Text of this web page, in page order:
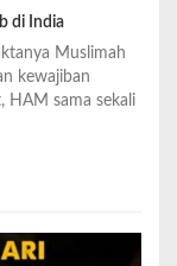
di India
Muslimah
kewajiban
HAM sama sekali